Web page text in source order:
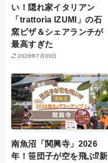
い！隠れ家イタリアン
「trattorìa IZUMI」の石
窯ピザ＆シェアランチが
最高すぎた
2026年7月30日
南魚沼「関興寺」2026
年！笹団子が空を飛ぶ⁉新